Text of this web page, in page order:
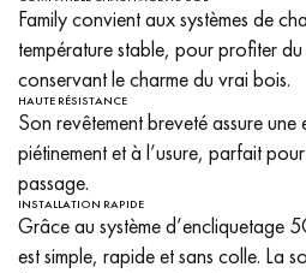
Family convient aux systèmes de
température stable, pour profiter
conservant le charme du vrai bois.
HAUTE RÉSISTANCE
Son revêtement breveté assure une
piétinement et à l’usure, parfait
passage.
INSTALLATION RAPIDE
Grâce au système d’encliquetage
est simple, rapide et sans colle. La